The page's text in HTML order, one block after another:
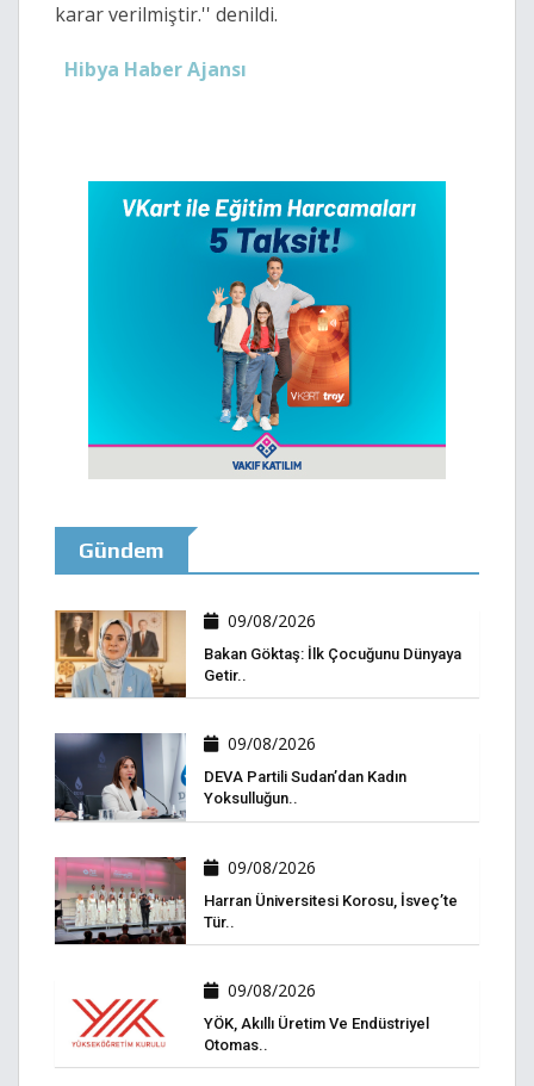
karar verilmiştir.'' denildi.
Hibya Haber Ajansı
Gündem
09/08/2026
Bakan Göktaş: İlk Çocuğunu Dünyaya
Getir..
09/08/2026
DEVA Partili Sudan’dan Kadın
Yoksulluğun..
09/08/2026
Harran Üniversitesi Korosu, İsveç’te
Tür..
09/08/2026
YÖK, Akıllı Üretim Ve Endüstriyel
Otomas..